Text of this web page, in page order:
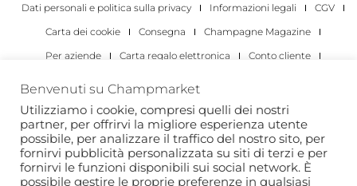
Dati personali e politica sulla privacy
Informazioni legali
CGV
Carta dei cookie
Consegna
Champagne Magazine
Per aziende
Carta regalo elettronica
Conto cliente
Per gli individui
Per le aziende
Copyright 2022 © tutti i diritti riservati. Champmarket.
Benvenuti su Champmarket
Utilizziamo i cookie, compresi quelli dei nostri
partner, per offrirvi la migliore esperienza utente
possibile, per analizzare il traffico del nostro sito, per
fornirvi pubblicità personalizzata su siti di terzi e per
fornirvi le funzioni disponibili sui social network. È
possibile gestire le proprie preferenze in qualsiasi